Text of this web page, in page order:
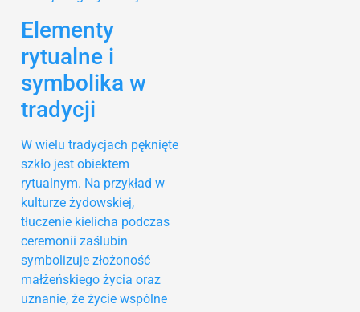
Elementy
rytualne i
symbolika w
tradycji
W wielu tradycjach pęknięte
szkło jest obiektem
rytualnym. Na przykład w
kulturze żydowskiej,
tłuczenie kielicha podczas
ceremonii zaślubin
symbolizuje złożoność
małżeńskiego życia oraz
uznanie, że życie wspólne